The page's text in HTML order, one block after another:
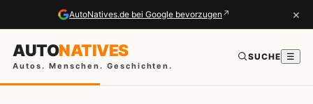
AutoNatives.de bei Google bevorzugen ↗ ×
AUTONATIVES
Autos. Menschen. Geschichten.
SUCHE ☰